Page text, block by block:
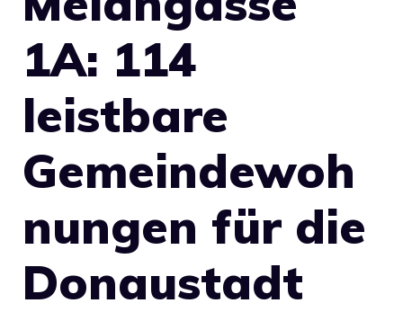
1A: 114
leistbare
Gemeindewoh
nungen für die
Donaustadt